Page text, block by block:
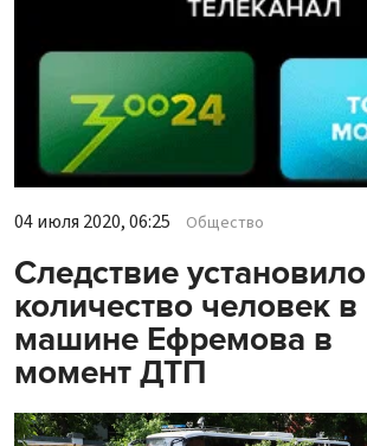
04 июля 2020, 06:25 Общество
Следствие установило
количество человек в
машине Ефремова в
момент ДТП